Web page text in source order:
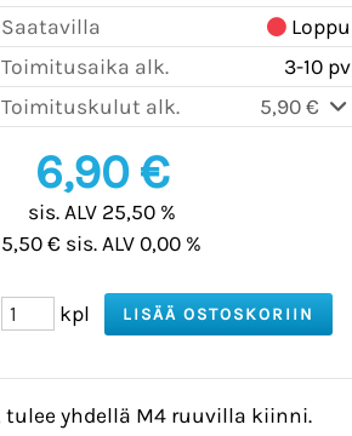
Saatavilla
Loppu
Toimitusaika alk.
3-10 pv
Toimituskulut alk.
5,90 €
6,90 €
sis. ALV 25,50 %
5,50 € sis. ALV 0,00 %
kpl
yhdellä M4 ruuvilla kiinni.